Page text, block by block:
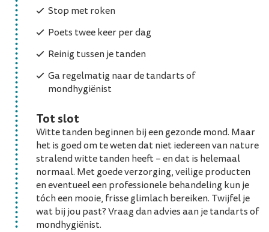
Stop met roken
Poets twee keer per dag
Reinig tussen je tanden
Ga regelmatig naar de tandarts of
mondhygiënist
Tot slot
Witte tanden beginnen bij een gezonde mond. Maar
het is goed om te weten dat niet iedereen van nature
stralend witte tanden heeft – en dat is helemaal
normaal. Met goede verzorging, veilige producten
en eventueel een professionele behandeling kun je
tóch een mooie, frisse glimlach bereiken. Twijfel je
wat bij jou past? Vraag dan advies aan je tandarts of
mondhygiënist.